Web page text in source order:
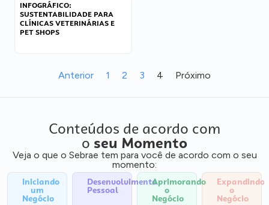
INFOGRÁFICO:
SUSTENTABILIDADE PARA
CLÍNICAS VETERINÁRIAS E
PET SHOPS
Anterior 1 2 3 4 Próximo
Conteúdos de acordo com
o seu Momento
Veja o que o Sebrae tem para você de acordo com o seu
momento:
Iniciando
um
Negócio
Desenvolvimento
Pessoal
Aprimorando
o
Negócio
Expandindo
o
Negócio